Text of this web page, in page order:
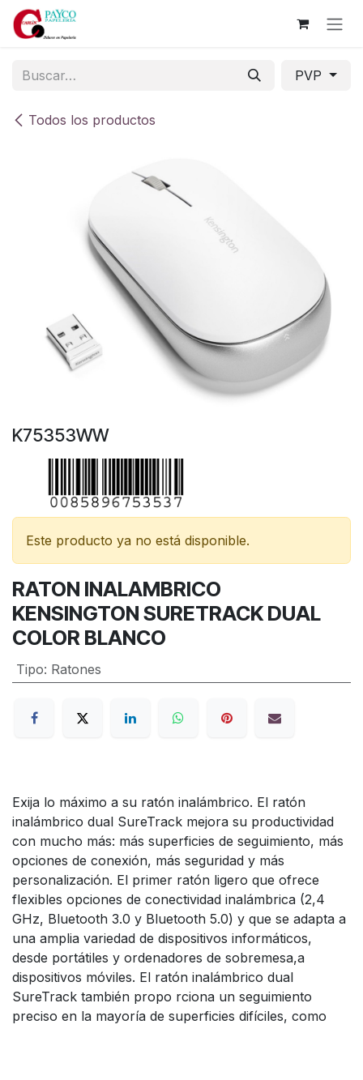
Ir al contenido
Todos los productos
PVP
K75353WW
Este producto ya no está disponible.
RATON INALAMBRICO
KENSINGTON SURETRACK DUAL
COLOR BLANCO
Tipo: Ratones
Exija lo máximo a su ratón inalámbrico. El ratón
inalámbrico dual SureTrack mejora su productividad
con mucho más: más superficies de seguimiento, más
opciones de conexión, más seguridad y más
personalización. El primer ratón ligero que ofrece
flexibles opciones de conectividad inalámbrica (2,4
GHz, Bluetooth 3.0 y Bluetooth 5.0) y que se adapta a
una amplia variedad de dispositivos informáticos,
desde portátiles y ordenadores de sobremesa,a
dispositivos móviles. El ratón inalámbrico dual
SureTrack también propo rciona un seguimiento
preciso en la mayoría de superficies difíciles, como